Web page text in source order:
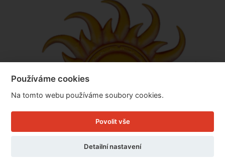
Používáme cookies
Na tomto webu používáme soubory cookies.
Povolit vše
Detailní nastavení